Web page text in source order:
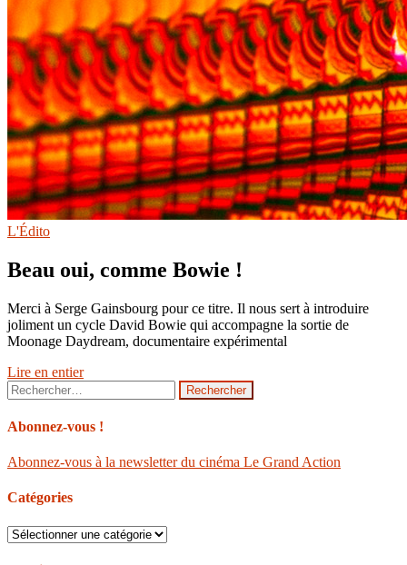
L'Édito
Beau oui, comme Bowie !
Merci à Serge Gainsbourg pour ce titre. Il nous sert à introduire
joliment un cycle David Bowie qui accompagne la sortie de
Moonage Daydream, documentaire expérimental
Lire en entier
Rechercher :
Abonnez-vous !
Abonnez-vous à la newsletter du cinéma Le Grand Action
Catégories
Catégories